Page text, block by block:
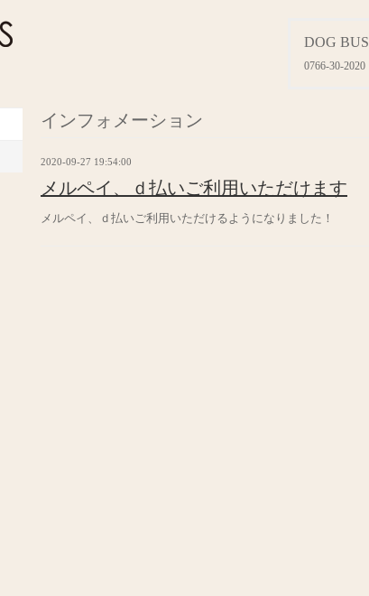
DOG BUS
0766-30-2020
インフォメーション
2020-09-27 19:54:00
メルペイ、ｄ払いご利用いただけます
メルペイ、ｄ払いご利用いただけるようになりました！